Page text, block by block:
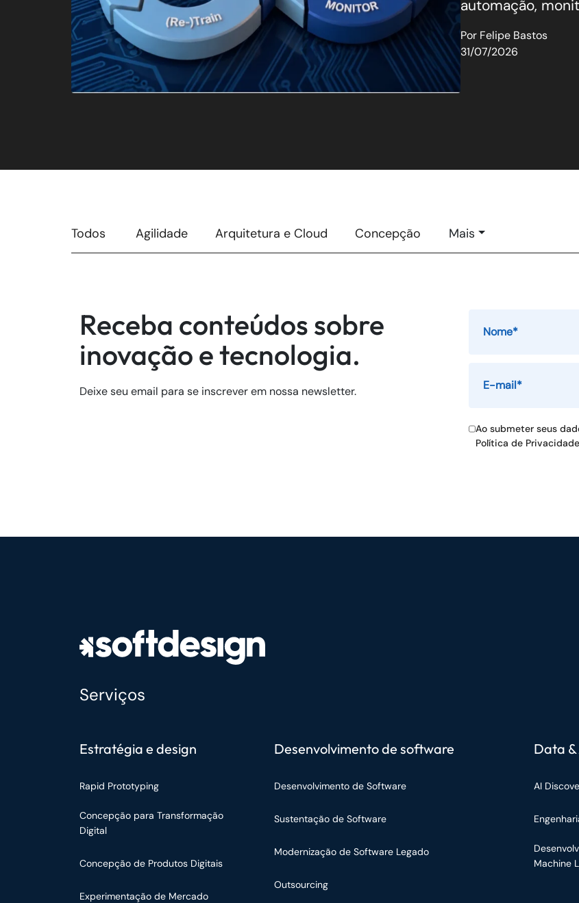
automação,
Por Felipe Bastos
31/07/2026
Todos Agilidade Arquitetura e Cloud Concepção Mais
Receba conteúdos sobre
inovação e tecnologia.
Deixe seu email para se inscrever em nossa newsletter.
Ao submeter seus
Política de Privacidade
Serviços
Estratégia e design
Rapid Prototyping
Concepção para Transformação
Digital
Concepção de Produtos Digitais
Experimentação de Mercado
Desenvolvimento de software
Desenvolvimento de Software
Sustentação de Software
Modernização de Software Legado
Outsourcing
Data &
AI
Machine